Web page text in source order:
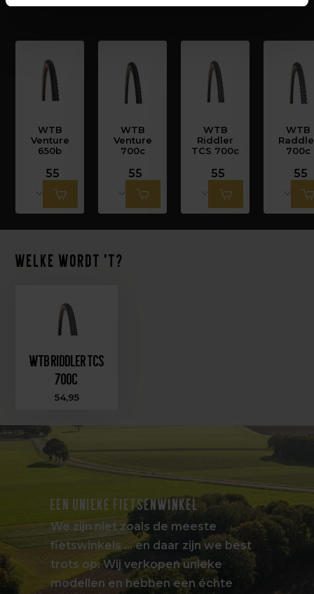
WTB
Venture
650b
55
WTB
Venture
700c
55
WTB
Riddler
TCS 700c
55
WTB
700c
55
Welke wordt 't?
WTB Riddler TCS
700c
54,95
EEN UNIEKE FIETSENWINKEL
We zijn niet zoals de meeste
fietswinkels … en daar zijn we best
trots op. Wij verkopen unieke
modellen en hebben een échte